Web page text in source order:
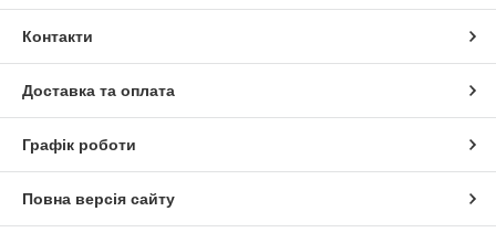
Контакти
Доставка та оплата
Графік роботи
Повна версія сайту